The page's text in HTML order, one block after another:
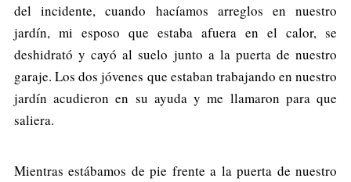
del incidente, cuando hacíamos arreglos en nuestro
jardín, mi esposo que estaba afuera en el calor, se
deshidrató y cayó al suelo junto a la puerta de nuestro
garaje. Los dos jóvenes que estaban trabajando en nuestro
jardín acudieron en su ayuda y me llamaron para que
saliera.
Mientras estábamos de pie frente a la puerta de nuestro